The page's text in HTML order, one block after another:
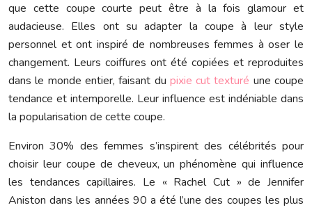
que cette coupe courte peut être à la fois glamour et
audacieuse. Elles ont su adapter la coupe à leur style
personnel et ont inspiré de nombreuses femmes à oser le
changement. Leurs coiffures ont été copiées et reproduites
dans le monde entier, faisant du pixie cut texturé une coupe
tendance et intemporelle. Leur influence est indéniable dans
la popularisation de cette coupe.
Environ 30% des femmes s’inspirent des célébrités pour
choisir leur coupe de cheveux, un phénomène qui influence
les tendances capillaires. Le « Rachel Cut » de Jennifer
Aniston dans les années 90 a été l’une des coupes les plus